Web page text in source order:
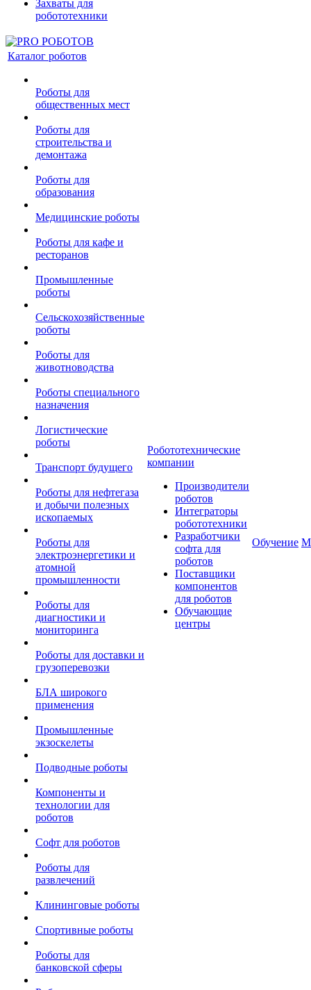
Захваты для
робототехники
Каталог роботов
Роботы для
общественных мест
Роботы для
строительства и
демонтажа
Роботы для
образования
Медицинские роботы
Роботы для кафе и
ресторанов
Промышленные
роботы
Сельскохозяйственные
роботы
Роботы для
животноводства
Роботы специального
назначения
Логистические
роботы
Транспорт будущего
Роботы для нефтегаза
и добычи полезных
ископаемых
Роботы для
электроэнергетики и
атомной
промышленности
Роботы для
диагностики и
мониторинга
Роботы для доставки и
грузоперевозки
БЛА широкого
применения
Промышленные
экзоскелеты
Подводные роботы
Компоненты и
технологии для
роботов
Софт для роботов
Роботы для
развлечений
Клининговые роботы
Спортивные роботы
Роботы для
банковской сферы
Робототехнические
компании
Производители
роботов
Интеграторы
робототехники
Разработчики
софта для
роботов
Поставщики
компонентов
для роботов
Обучающие
центры
Обучение